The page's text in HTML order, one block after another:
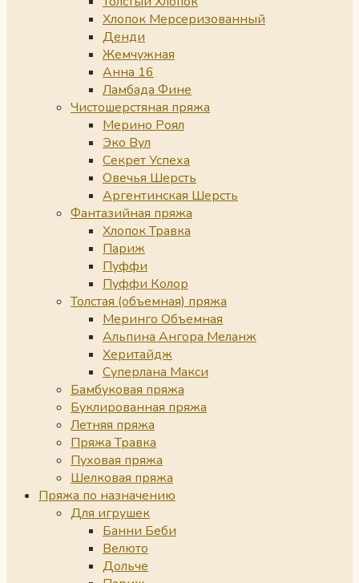
Хлопок Мерсеризованный
Денди
Жемчужная
Анна 16
Ламбада Фине
Чистошерстяная пряжа
Мерино Роял
Эко Вул
Секрет Успеха
Овечья Шерсть
Аргентинская Шерсть
Фантазийная пряжа
Хлопок Травка
Париж
Пуффи
Пуффи Колор
Толстая (объемная) пряжа
Меринго Объемная
Альпина Ангора Меланж
Херитайдж
Суперлана Макси
Бамбуковая пряжа
Буклированная пряжа
Летняя пряжа
Пряжа Травка
Пуховая пряжа
Шелковая пряжа
Пряжа по назначению
Для игрушек
Банни Беби
Велюто
Дольче